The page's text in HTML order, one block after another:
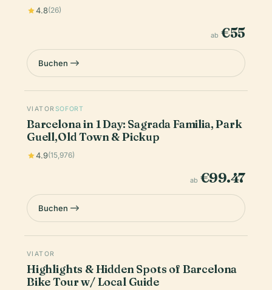
4.8(26)
ab €55
Buchen
VIATOR SOFORT
Barcelona in 1 Day: Sagrada Familia, Park
Guell,Old Town & Pickup
4.9(15,976)
ab €99.47
Buchen
VIATOR
Highlights & Hidden Spots of Barcelona
Bike Tour w/ Local Guide